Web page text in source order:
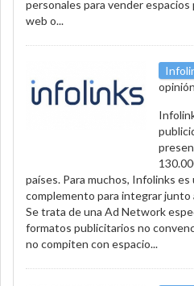
personales para vender
web o...
opinión
países. Para muchos, Infolinks es
complemento para integrar junto
Se trata de una Ad Network
formatos publicitarios no
no compiten con espacio...